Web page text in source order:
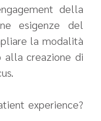
della
esigenze del
la modalità
alla creazione di
experience?